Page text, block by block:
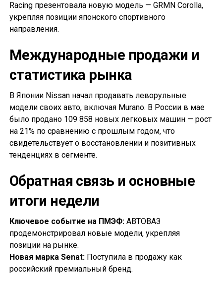
Racing презентовала новую модель — GRMN Corolla,
укрепляя позиции японского спортивного
направления.
Международные продажи и
статистика рынка
В Японии Nissan начал продавать леворульные
модели своих авто, включая Murano. В России в мае
было продано 109 858 новых легковых машин — рост
на 21% по сравнению с прошлым годом, что
свидетельствует о восстановлении и позитивных
тенденциях в сегменте.
Обратная связь и основные
итоги недели
Ключевое событие на ПМЭФ:АВТОВАЗ
продемонстрировал новые модели, укрепляя
позиции на рынке.
Новая марка Senat:Поступила в продажу как
российский премиальный бренд.